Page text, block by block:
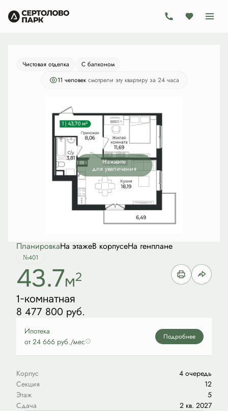
1-комнатная 8 477 800 руб.
Ипотекаот 24 666 руб./мес.
Чистовая отделка
С балконом
11 человек смотрели эту квартиру за 24 часа
Нажмите
для увеличения
ПланировкаНа этажеВ корпусеНа генплане
№401
43.7м2
1-комнатная
8 477 800 руб.
Ипотека
от 24 666 руб./мес
Подробнее
Корпус
4 очередь
Секция
12
Этаж
5
Сдача
2 кв. 2027